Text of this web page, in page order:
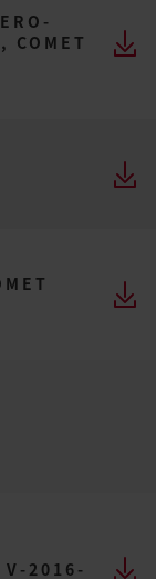
COMET
V-2016-